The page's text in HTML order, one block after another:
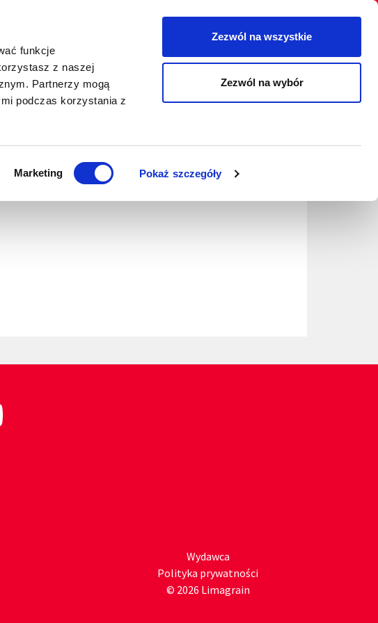
funkcje
z naszej
Partnerzy mogą
podczas korzystania z
Marketing Pokaż szczegóły
Zezwól na wszystkie
Zezwól na wybór
Szukaj
DO POBRANIA
się z wynikami przeprowadzonych przez nas badań!
Wydawca
Polityka prywatności
© 2026 Limagrain